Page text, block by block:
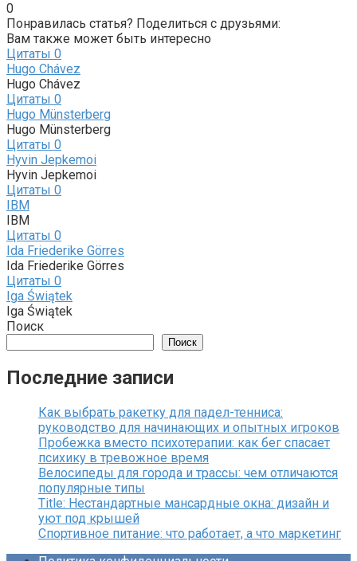
0
Понравилась статья? Поделиться с друзьями:
Вам также может быть интересно
Цитаты 0
Hugo Chávez
Hugo Chávez
Цитаты 0
Hugo Münsterberg
Hugo Münsterberg
Цитаты 0
Hyvin Jepkemoi
Hyvin Jepkemoi
Цитаты 0
IBM
IBM
Цитаты 0
Ida Friederike Görres
Ida Friederike Görres
Цитаты 0
Iga Świątek
Iga Świątek
Поиск
Поиск
Последние записи
Как выбрать ракетку для падел-тенниса:
руководство для начинающих и опытных игроков
Пробежка вместо психотерапии: как бег спасает
психику в тревожное время
Велосипеды для города и трассы: чем отличаются
популярные типы
Title: Нестандартные мансардные окна: дизайн и
уют под крышей
Спортивное питание: что работает, а что маркетинг